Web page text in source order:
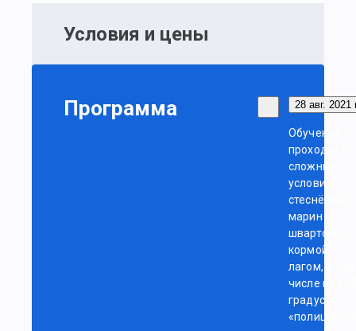
Условия и цены
Программа 28 авг. 2021
Обучение
проходит в
сложных
условиях
стеснённых
марин —
швартовка
кормой,
лагом, в том
числе под
градусов,